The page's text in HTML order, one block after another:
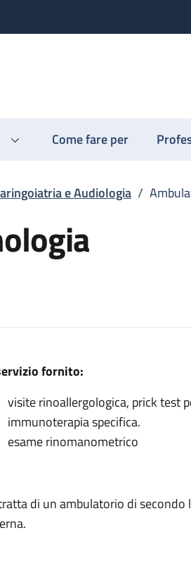
Come fare per
e Audiologia /
fornito:
visite rinoallergologica, prick test
immunoterapia specifica.
esame rinomanometrico
di un ambulatorio di